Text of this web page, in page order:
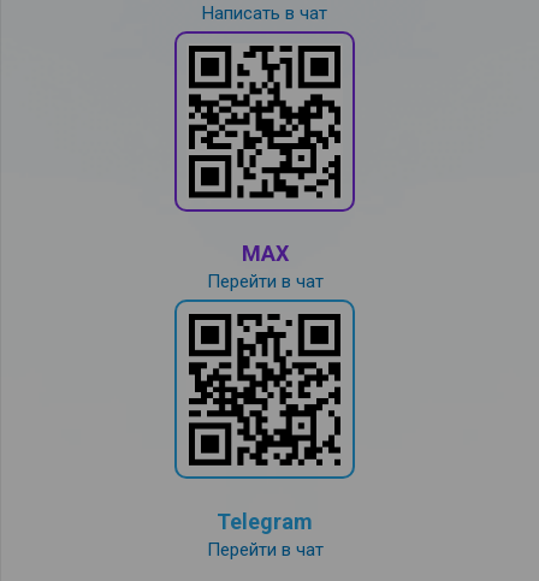
Написать в чат
MAX
Перейти в чат
Telegram
Перейти в чат